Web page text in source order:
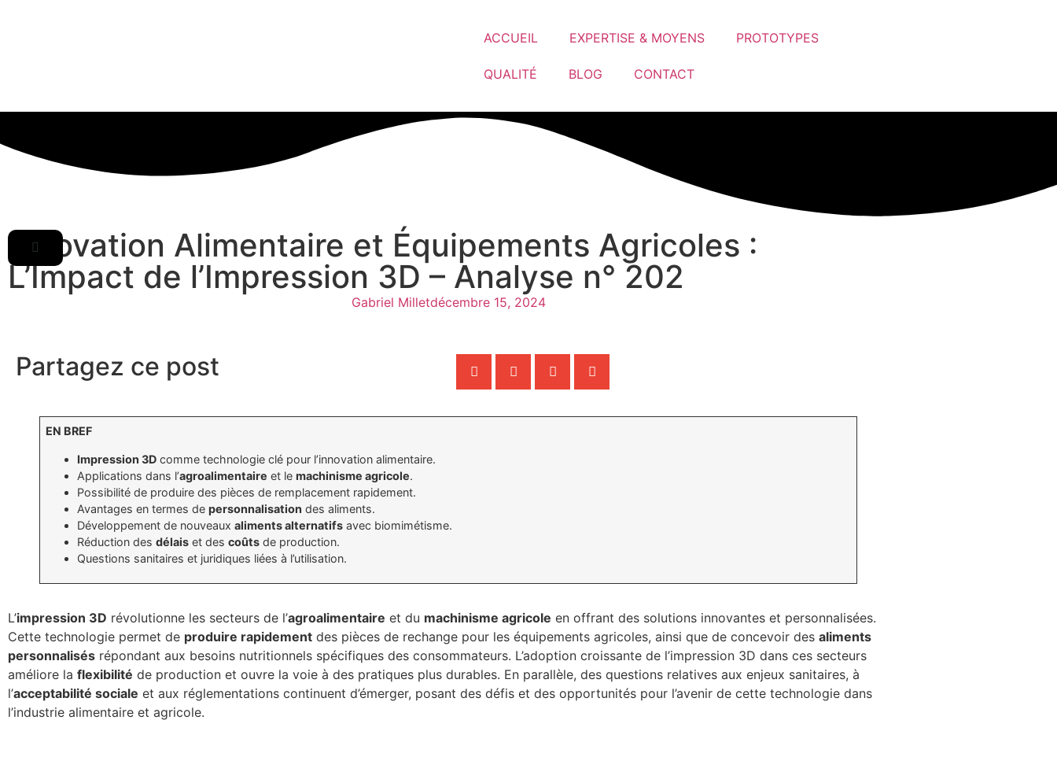
ACCUEIL EXPERTISE & MOYENS PROTOTYPES
QUALITÉ BLOG CONTACT
Innovation Alimentaire et Équipements Agricoles :
L’Impact de l’Impression 3D – Analyse n° 202
Gabriel Milletdécembre 15, 2024
Partagez ce post
EN BREF
Impression 3D comme technologie clé pour l’innovation alimentaire.
Applications dans l’agroalimentaire et lemachinisme agricole.
Possibilité de produire des pièces de remplacement rapidement.
Avantages en termes depersonnalisation des aliments.
Développement de nouveauxaliments alternatifs avec biomimétisme.
Réduction desdélais et descoûts de production.
Questions sanitaires et juridiques liées à l’utilisation.
L’impression 3D révolutionne les secteurs de l’agroalimentaire et du machinisme agricole en offrant des solutions innovantes et personnalisées.
Cette technologie permet de produire rapidement des pièces de rechange pour les équipements agricoles, ainsi que de concevoir des aliments
personnalisés répondant aux besoins nutritionnels spécifiques des consommateurs. L’adoption croissante de l’impression 3D dans ces secteurs
améliore la flexibilité de production et ouvre la voie à des pratiques plus durables. En parallèle, des questions relatives aux enjeux sanitaires, à
l’acceptabilité sociale et aux réglementations continuent d’émerger, posant des défis et des opportunités pour l’avenir de cette technologie dans
l’industrie alimentaire et agricole.